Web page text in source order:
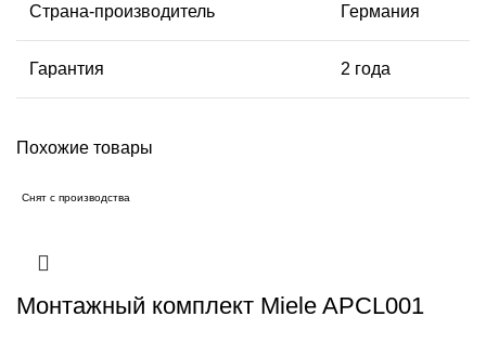
Страна-производитель Германия
Гарантия 2 года
Похожие товары
Снят с производства
Монтажный комплект Miele APCL001